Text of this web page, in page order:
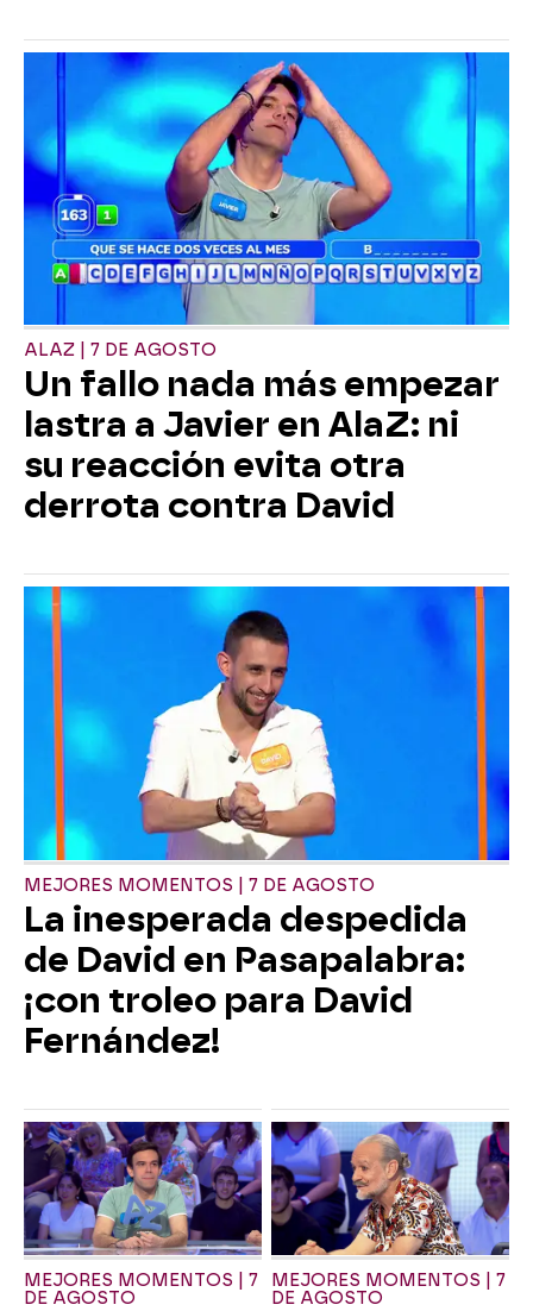
ALAZ | 7 DE AGOSTO
Un fallo nada más empezar
lastra a Javier en AlaZ: ni
su reacción evita otra
derrota contra David
MEJORES MOMENTOS | 7 DE AGOSTO
La inesperada despedida
de David en Pasapalabra:
¡con troleo para David
Fernández!
MEJORES MOMENTOS | 7
DE AGOSTO
MEJORES MOMENTOS | 7
DE AGOSTO